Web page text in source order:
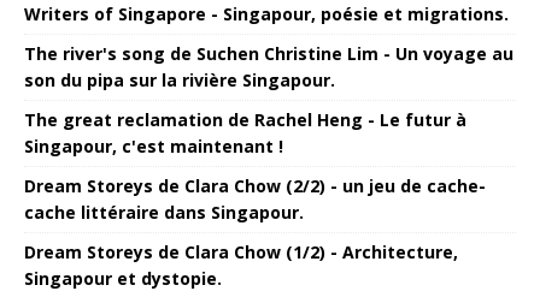
Writers of Singapore - Singapour, poésie et migrations.
The river's song de Suchen Christine Lim - Un voyage au
son du pipa sur la rivière Singapour.
The great reclamation de Rachel Heng - Le futur à
Singapour, c'est maintenant !
Dream Storeys de Clara Chow (2/2) - un jeu de cache-
cache littéraire dans Singapour.
Dream Storeys de Clara Chow (1/2) - Architecture,
Singapour et dystopie.